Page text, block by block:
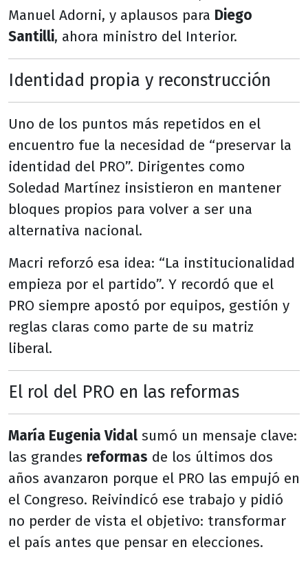
Manuel Adorni, y aplausos para Diego
Santilli, ahora ministro del Interior.
Identidad propia y reconstrucción
Uno de los puntos más repetidos en el
encuentro fue la necesidad de “preservar la
identidad del PRO”. Dirigentes como
Soledad Martínez insistieron en mantener
bloques propios para volver a ser una
alternativa nacional.
Macri reforzó esa idea: “La institucionalidad
empieza por el partido”. Y recordó que el
PRO siempre apostó por equipos, gestión y
reglas claras como parte de su matriz
liberal.
El rol del PRO en las reformas
María Eugenia Vidal sumó un mensaje clave:
las grandes reformas de los últimos dos
años avanzaron porque el PRO las empujó en
el Congreso. Reivindicó ese trabajo y pidió
no perder de vista el objetivo: transformar
el país antes que pensar en elecciones.